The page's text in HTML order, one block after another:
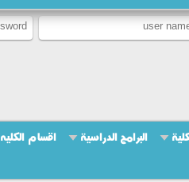
البرامج الدراسية اقسام الكليه